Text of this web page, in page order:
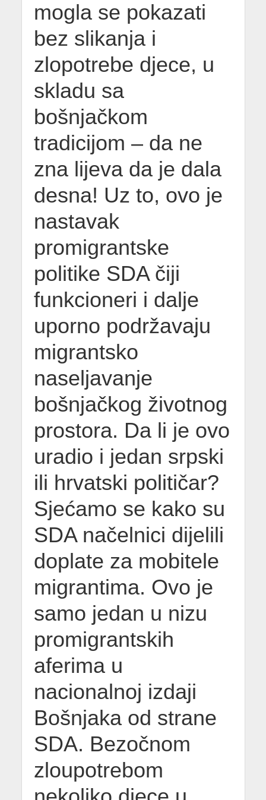
mogla se pokazati
bez slikanja i
zlopotrebe djece, u
skladu sa
bošnjačkom
tradicijom – da ne
zna lijeva da je dala
desna! Uz to, ovo je
nastavak
promigrantske
politike SDA čiji
funkcioneri i dalje
uporno podržavaju
migrantsko
naseljavanje
bošnjačkog životnog
prostora. Da li je ovo
uradio i jedan srpski
ili hrvatski političar?
Sjećamo se kako su
SDA načelnici dijelili
doplate za mobitele
migrantima. Ovo je
samo jedan u nizu
promigrantskih
aferima u
nacionalnoj izdaji
Bošnjaka od strane
SDA. Bezočnom
zloupotrebom